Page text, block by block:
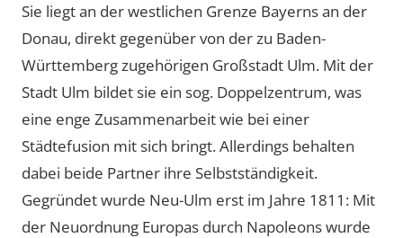
Sie liegt an der westlichen Grenze Bayerns an der
Donau, direkt gegenüber von der zu Baden-
Württemberg zugehörigen Großstadt Ulm. Mit der
Stadt Ulm bildet sie ein sog. Doppelzentrum, was
eine enge Zusammenarbeit wie bei einer
Städtefusion mit sich bringt. Allerdings behalten
dabei beide Partner ihre Selbstständigkeit.
Gegründet wurde Neu-Ulm erst im Jahre 1811: Mit
der Neuordnung Europas durch Napoleons wurde